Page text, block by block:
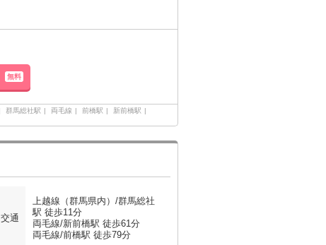
無料
群馬総社駅 両毛線 前橋駅
新前橋駅
交通
上越線（群馬県内）/群馬総社
駅 徒歩11分
両毛線/新前橋駅 徒歩61分
両毛線/前橋駅 徒歩79分